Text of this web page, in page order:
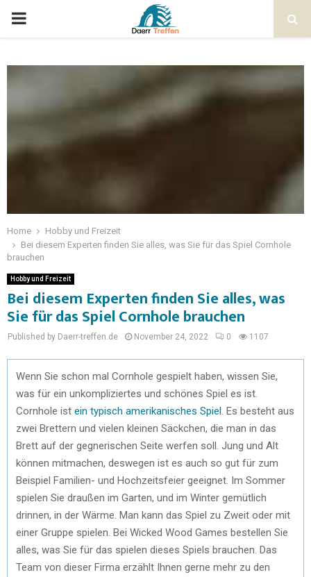
Home
Hobby und Freizeit
Bei diesem Experten finden Sie alles, was Sie für das Spiel Cornhole
brauchen
Hobby und Freizeit
Bei diesem Experten finden Sie alles, was
Sie für das Spiel Cornhole brauchen
Published by Daerr-treffen.de November 24, 2022 0 1107
Wenn Sie schon mal Cornhole gespielt haben, wissen Sie,
was für ein unkompliziertes und schönes Spiel es ist.
Cornhole ist ein typisch amerikanisches Spiel . Es besteht aus
zwei Brettern und vielen kleinen Säckchen, die man in das
Brett auf der gegnerischen Seite werfen soll. Jung und Alt
können mitmachen, deswegen ist es auch so gut für zum
Beispiel Familien- und Hochzeitsfeier geeignet. Im Sommer
spielen Sie draußen im Garten, und im Winter gemütlich
drinnen, in der Wärme. Man kann das Spiel zu Zweit oder mit
einer Gruppe spielen. Bei Wicked Wood Games bestellen Sie
alles, was Sie für das spielen dieses Spiels brauchen. Das
Team von dieser Firma erzählt Ihnen gerne mehr zu den